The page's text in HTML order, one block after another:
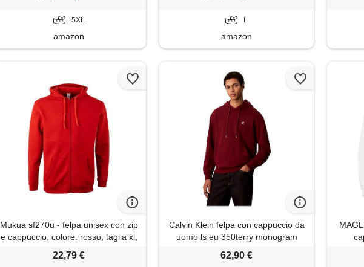
5XL
amazon
L
amazon
Mukua sf270u - felpa unisex con zip
e cappuccio, colore: rosso, taglia xl,
rosso, x-large
22,79 €
Calvin Klein felpa con cappuccio da
uomo ls eu 350terry monogram
lv04rc297g, rosso (renaissance
red), l
62,90 €